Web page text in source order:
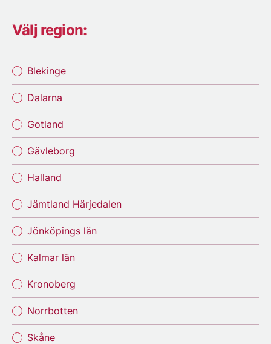
Välj region:
Blekinge
Dalarna
Gotland
Gävleborg
Halland
Jämtland Härjedalen
Jönköpings län
Kalmar län
Kronoberg
Norrbotten
Skåne